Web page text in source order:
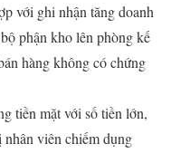
với ghi nhận tăng doanh
phận kho lên phòng kế
hàng không có chứng
tiền mặt với số tiền lớn,
viên chiếm dụng